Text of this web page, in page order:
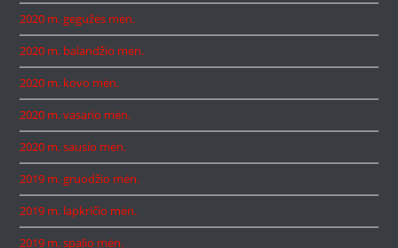
2020 m. gegužės mėn.
2020 m. balandžio mėn.
2020 m. kovo mėn.
2020 m. vasario mėn.
2020 m. sausio mėn.
2019 m. gruodžio mėn.
2019 m. lapkričio mėn.
2019 m. spalio mėn.